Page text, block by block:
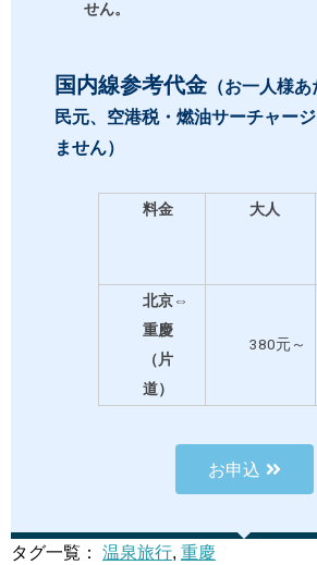
せん。
国内線参考代金（お一人様あ
民元、空港税・燃油サーチャー
ません）
料金 大人
北京⇔
重慶
（片
道）
380元～
お申込
タグ一覧： 温泉旅行, 重慶